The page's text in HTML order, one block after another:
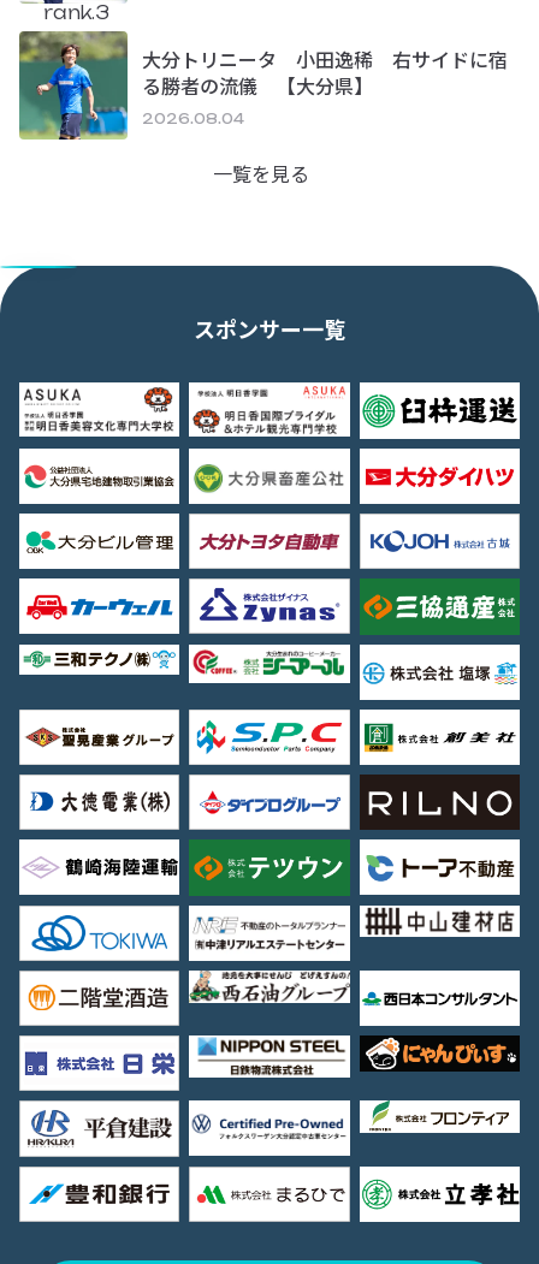
rank.3
大分トリニータ 小田逸稀 右サイドに宿
る勝者の流儀 【大分県】
2026.08.04
一覧を見る
スポンサー一覧